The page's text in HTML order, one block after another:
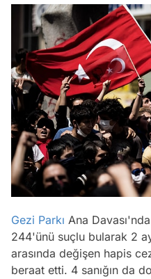
Gezi Parkı Ana
244'ünü suçlu bularak 2
arasında değişen hapis
beraat etti. 4 sanığın da